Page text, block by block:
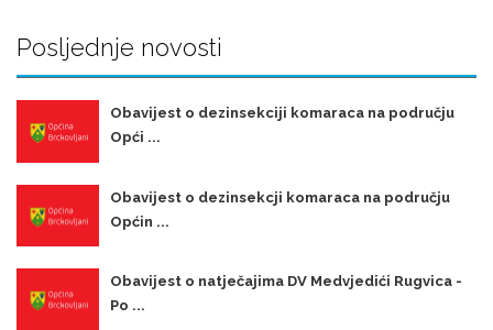
Posljednje novosti
Obavijest o dezinsekciji komaraca na području
Opći ...
Obavijest o dezinsekcji komaraca na području
Općin ...
Obavijest o natječajima DV Medvjedići Rugvica -
Po ...